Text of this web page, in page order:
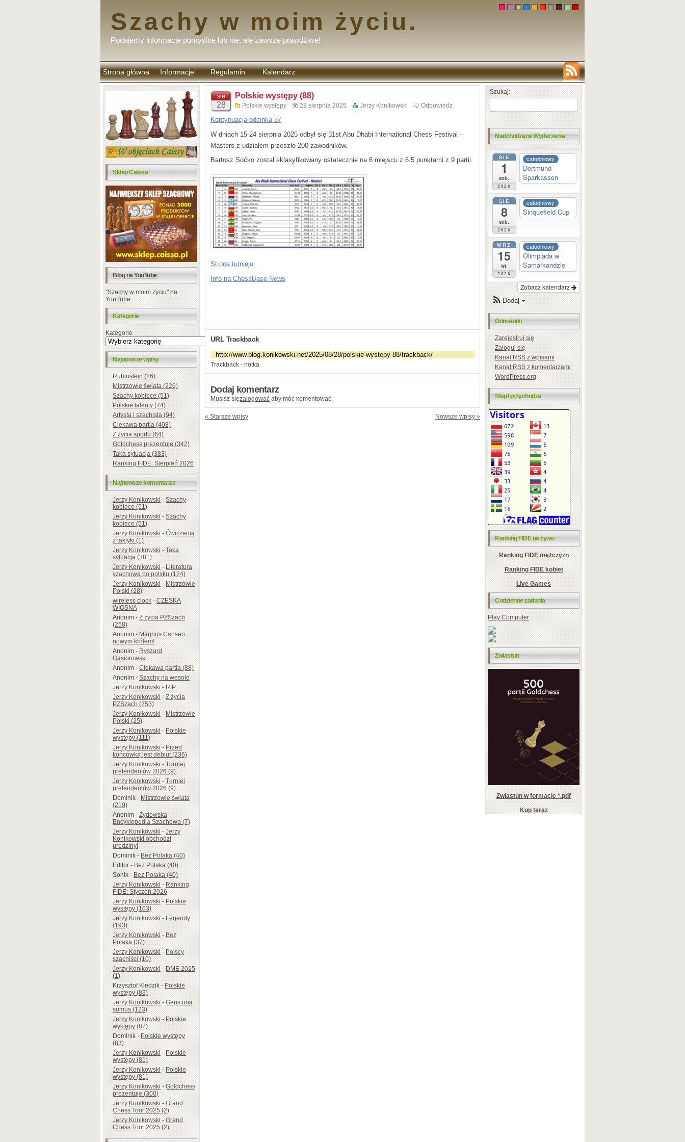
Szachy w moim życiu.
Podajemy informacje pomyślne lub nie, ale zawsze prawdziwe!
Strona główna Informacje Regulamin
komentarzy
Kalendarz
Sklep Caissa
Blog na YouTube
"Szachy w moim życiu" na
YouTube
Kategorie
Kategorie
Najnowsze wpisy
Rubinstein (26)
Mistrzowie świata (226)
Szachy kobiece (51)
Polskie talenty (74)
Artysta i szachista (94)
Ciekawa partia (408)
Z życia sportu (64)
Goldchess prezentuje (342)
Taka sytuacja (383)
Ranking FIDE: Sierpień 2026
Najnowsze komentarze
Jerzy Konikowski-Szachy
kobiece (51)
Jerzy Konikowski-Szachy
kobiece (51)
Jerzy Konikowski-Ćwiczenia
z taktyki (1)
Jerzy Konikowski-Taka
sytuacja (381)
Jerzy Konikowski-Literatura
szachowa po polsku (124)
Jerzy Konikowski-Mistrzowie
Polski (28)
wireless clock-CZESKA
WIOSNA
Anonim-Z życia PZSzach
(258)
Anonim-Magnus Carlsen
nowym królem!
Anonim-Ryszard
Gąsiorowski
Anonim-Ciekawa partia (88)
Anonim-Szachy na wesoło
Jerzy Konikowski-RIP
Jerzy Konikowski-Z życia
PZSzach (253)
Jerzy Konikowski-Mistrzowie
Polski (25)
Jerzy Konikowski-Polskie
występy (111)
Jerzy Konikowski-Przed
końcówką jest debiut (236)
Jerzy Konikowski-Turniej
pretendentów 2026 (9)
Jerzy Konikowski-Turniej
pretendentów 2026 (9)
Dominik-Mistrzowie świata
(219)
Anonim-Żydowska
Encyklopedia Szachowa (7)
Jerzy Konikowski-Jerzy
Konikowski obchodzi
urodziny!
Dominik-Bez Polaka (40)
Editor-Bez Polaka (40)
Sonix-Bez Polaka (40)
Jerzy Konikowski-Ranking
FIDE: Styczeń 2026
Jerzy Konikowski-Polskie
występy (103)
Jerzy Konikowski-Legendy
(193)
Jerzy Konikowski-Bez
Polaka (37)
Jerzy Konikowski-Polscy
szachiści (10)
Jerzy Konikowski-DME 2025
(1)
Krzysztof Kledzik-Polskie
występy (83)
Jerzy Konikowski-Gens una
sumus (123)
Jerzy Konikowski-Polskie
występy (87)
Dominik-Polskie występy
(83)
Jerzy Konikowski-Polskie
występy (81)
Jerzy Konikowski-Polskie
występy (81)
Jerzy Konikowski-Goldchess
prezentuje (300)
Jerzy Konikowski-Grand
Chess Tour 2025 (2)
Jerzy Konikowski-Grand
Chess Tour 2025 (2)
sie
28
Polskie występy (88)
Polskie występy 28 sierpnia 2025 Jerzy Konikowski Odpowiedz
Kontynuacja odcinka 87
W dniach 15-24 sierpnia 2025 odbył się 31st Abu Dhabi International Chess Festival –
Masters z udziałem przeszło 200 zawodników.
Bartosz Soćko został sklasyfikowany ostatecznie na 6 miejscu z 6.5 punktami z 9 partii.
Strona turnieju
Info na ChessBase News
URL Trackback
Trackback - notka
Dodaj komentarz
Musisz sięzalogować aby móc komentować.
« Starsze wpisy Nowsze wpisy »
Szukaj:
Nadchodzące Wydarzenia
SIE
1
sob.
2026
całodniowy
Dortmund
Sparkassen
SIE
8
sob.
2026
całodniowy
Sinquefield Cup
WRZ
15
wt.
2026
całodniowy
Olimpiada w
Samarkandzie
Zobacz kalendarz
Dodaj
Odnośniki
Zarejestruj się
Zaloguj się
KanałRSSz wpisami
KanałRSSz komentarzami
WordPress.org
Skąd przychodzą
Ranking FIDE na żywo
Ranking FIDE mężczyzn
Ranking FIDE kobiet
Live Games
Codzienne zadania
Play Computer
Zwiastun
Zwiastun w formacie *.pdf
Kup teraz